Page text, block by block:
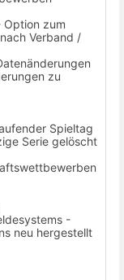
zum
Verband /
zu
Spieltag
Serie gelöscht
-
neu hergestellt